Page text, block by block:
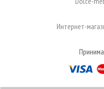
Интернет-